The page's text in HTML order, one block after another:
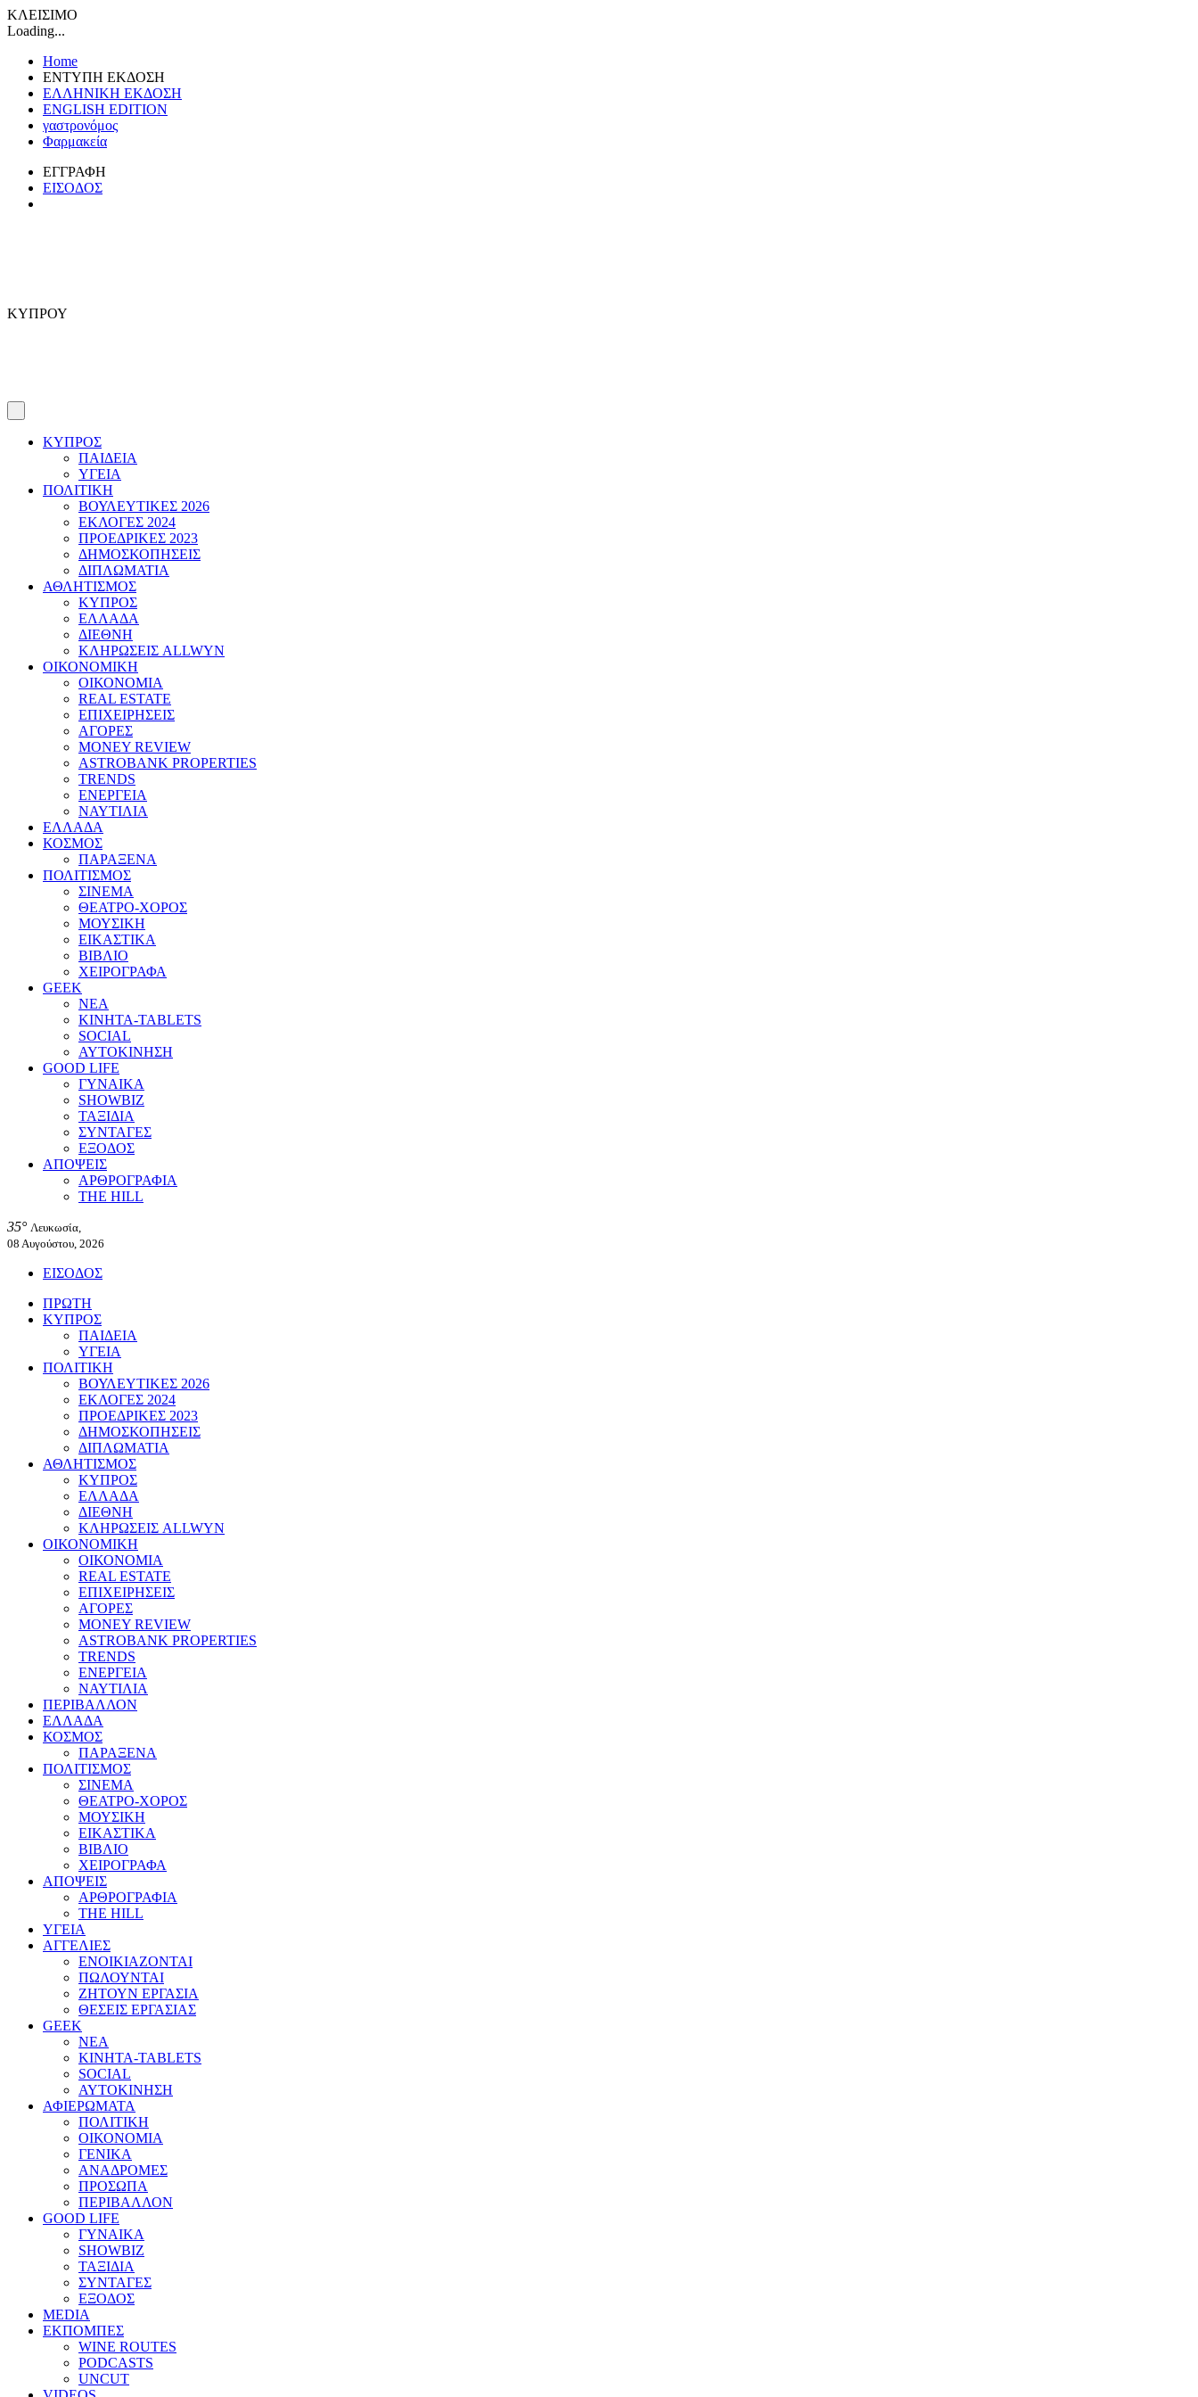
ΚΛΕΙΣΙΜΟ
Loading...
Home
ΕΝΤΥΠΗ ΕΚΔΟΣΗ
ΕΛΛΗΝΙΚΗ ΕΚΔΟΣΗ
ENGLISH EDITION
γαστρονόμος
Φαρμακεία
ΕΓΓΡΑΦΗ
ΕΙΣΟΔΟΣ
ΚΥΠΡΟΥ
ΚΥΠΡΟΣ
ΠΑΙΔΕΙΑ
ΥΓΕΙΑ
ΠΟΛΙΤΙΚΗ
ΒΟΥΛΕΥΤΙΚΕΣ 2026
ΕΚΛΟΓΕΣ 2024
ΠΡΟΕΔΡΙΚΕΣ 2023
ΔΗΜΟΣΚΟΠΗΣΕΙΣ
ΔΙΠΛΩΜΑΤΙΑ
ΑΘΛΗΤΙΣΜΟΣ
ΚΥΠΡΟΣ
ΕΛΛΑΔΑ
ΔΙΕΘΝΗ
ΚΛΗΡΩΣΕΙΣ ALLWYN
ΟΙΚΟΝΟΜΙΚΗ
ΟΙΚΟΝΟΜΙΑ
REAL ESTATE
ΕΠΙΧΕΙΡΗΣΕΙΣ
ΑΓΟΡΕΣ
MONEY REVIEW
ASTROBANK PROPERTIES
TRENDS
ΕΝΕΡΓΕΙΑ
ΝΑΥΤΙΛΙΑ
ΕΛΛΑΔΑ
ΚΟΣΜΟΣ
ΠΑΡΑΞΕΝΑ
ΠΟΛΙΤΙΣΜΟΣ
ΣΙΝΕΜΑ
ΘΕΑΤΡΟ-ΧΟΡΟΣ
ΜΟΥΣΙΚΗ
ΕΙΚΑΣΤΙΚΑ
ΒΙΒΛΙΟ
ΧΕΙΡΟΓΡΑΦΑ
GEEK
ΝΕΑ
ΚΙΝΗΤΑ-TABLETS
SOCIAL
ΑΥΤΟΚΙΝΗΣΗ
GOOD LIFE
ΓΥΝΑΙΚΑ
SHOWBIZ
ΤΑΞΙΔΙΑ
ΣΥΝΤΑΓΕΣ
ΕΞΟΔΟΣ
ΑΠΟΨΕΙΣ
ΑΡΘΡΟΓΡΑΦΙΑ
THE HILL
35° Λευκωσία,
08 Αυγούστου, 2026
ΕΙΣΟΔΟΣ
ΠΡΩΤΗ
ΚΥΠΡΟΣ
ΠΑΙΔΕΙΑ
ΥΓΕΙΑ
ΠΟΛΙΤΙΚΗ
ΒΟΥΛΕΥΤΙΚΕΣ 2026
ΕΚΛΟΓΕΣ 2024
ΠΡΟΕΔΡΙΚΕΣ 2023
ΔΗΜΟΣΚΟΠΗΣΕΙΣ
ΔΙΠΛΩΜΑΤΙΑ
ΑΘΛΗΤΙΣΜΟΣ
ΚΥΠΡΟΣ
ΕΛΛΑΔΑ
ΔΙΕΘΝΗ
ΚΛΗΡΩΣΕΙΣ ALLWYN
ΟΙΚΟΝΟΜΙΚΗ
ΟΙΚΟΝΟΜΙΑ
REAL ESTATE
ΕΠΙΧΕΙΡΗΣΕΙΣ
ΑΓΟΡΕΣ
MONEY REVIEW
ASTROBANK PROPERTIES
TRENDS
ΕΝΕΡΓΕΙΑ
ΝΑΥΤΙΛΙΑ
ΠΕΡΙΒΑΛΛΟΝ
ΕΛΛΑΔΑ
ΚΟΣΜΟΣ
ΠΑΡΑΞΕΝΑ
ΠΟΛΙΤΙΣΜΟΣ
ΣΙΝΕΜΑ
ΘΕΑΤΡΟ-ΧΟΡΟΣ
ΜΟΥΣΙΚΗ
ΕΙΚΑΣΤΙΚΑ
ΒΙΒΛΙΟ
ΧΕΙΡΟΓΡΑΦΑ
ΑΠΟΨΕΙΣ
ΑΡΘΡΟΓΡΑΦΙΑ
THE HILL
ΥΓΕΙΑ
ΑΓΓΕΛΙΕΣ
ΕΝΟΙΚΙΑΖΟΝΤΑΙ
ΠΩΛΟΥΝΤΑΙ
ΖΗΤΟΥΝ ΕΡΓΑΣΙΑ
ΘΕΣΕΙΣ ΕΡΓΑΣΙΑΣ
GEEK
ΝΕΑ
ΚΙΝΗΤΑ-TABLETS
SOCIAL
ΑΥΤΟΚΙΝΗΣΗ
ΑΦΙΕΡΩΜΑΤΑ
ΠΟΛΙΤΙΚΗ
ΟΙΚΟΝΟΜΙΑ
ΓΕΝΙΚΑ
ΑΝΑΔΡΟΜΕΣ
ΠΡΟΣΩΠΑ
ΠΕΡΙΒΑΛΛΟΝ
GOOD LIFE
ΓΥΝΑΙΚΑ
SHOWBIZ
ΤΑΞΙΔΙΑ
ΣΥΝΤΑΓΕΣ
ΕΞΟΔΟΣ
MEDIA
ΕΚΠΟΜΠΕΣ
WINE ROUTES
PODCASTS
UNCUT